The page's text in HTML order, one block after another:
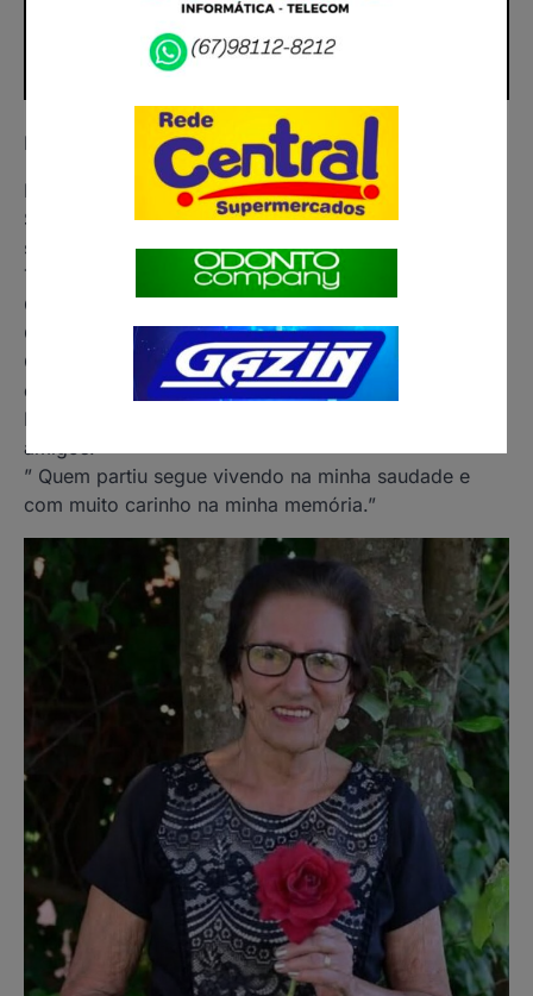
Nota de Falecimento.
Faleceu ontem 03.06.2026 aos 97 anos de idade a
Senhora Jaira Albina Barbosa da Costa, esposa do
saudoso João V8, mãe da Fátima Professora, Almir,
Tereza, Jacira, Airto, Luzia e Celia ( in memória).
O corpo foi velado na Casa de Velório Pax Vida do
Centro à partir das 18:00 horas da tarde.
O sepultamento foi hoje, 04.06.2026 às 09:00 horas
da manhã no Cemitério Municipal Santo Antônio.
Nossos respeito e condolências aos familiares e
amigos.
” Quem partiu segue vivendo na minha saudade e
com muito carinho na minha memória.”